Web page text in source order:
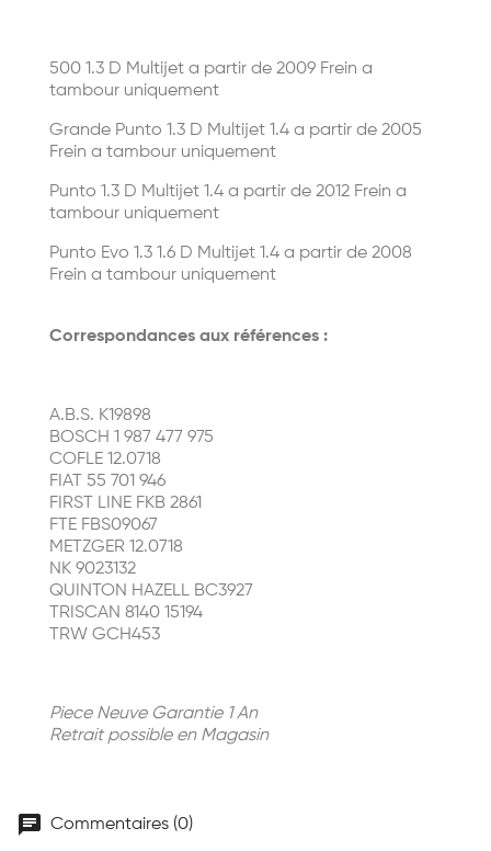
500 1.3 D Multijet a partir de 2009 Frein a
tambour uniquement
Grande Punto 1.3 D Multijet 1.4 a partir de 2005
Frein a tambour uniquement
Punto 1.3 D Multijet 1.4 a partir de 2012 Frein a
tambour uniquement
Punto Evo 1.3 1.6 D Multijet 1.4 a partir de 2008
Frein a tambour uniquement
Correspondances aux références :
A.B.S. K19898
BOSCH 1 987 477 975
COFLE 12.0718
FIAT 55 701 946
FIRST LINE FKB 2861
FTE FBS09067
METZGER 12.0718
NK 9023132
QUINTON HAZELL BC3927
TRISCAN 8140 15194
TRW GCH453
Piece Neuve Garantie 1 An
Retrait possible en Magasin
chat Commentaires (0)